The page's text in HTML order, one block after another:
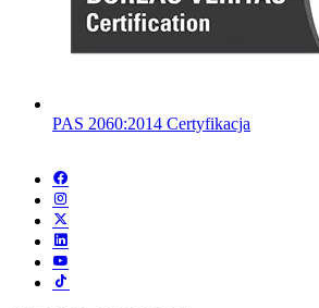
PAS 2060:2014 Certyfikacja